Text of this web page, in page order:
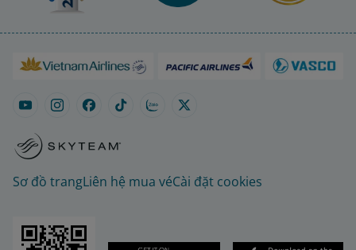
Sơ đồ trangLiên hệ mua véCài đặt cookies